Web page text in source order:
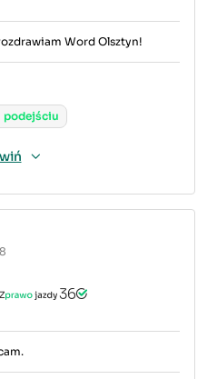
Word Olsztyn!
podejściu